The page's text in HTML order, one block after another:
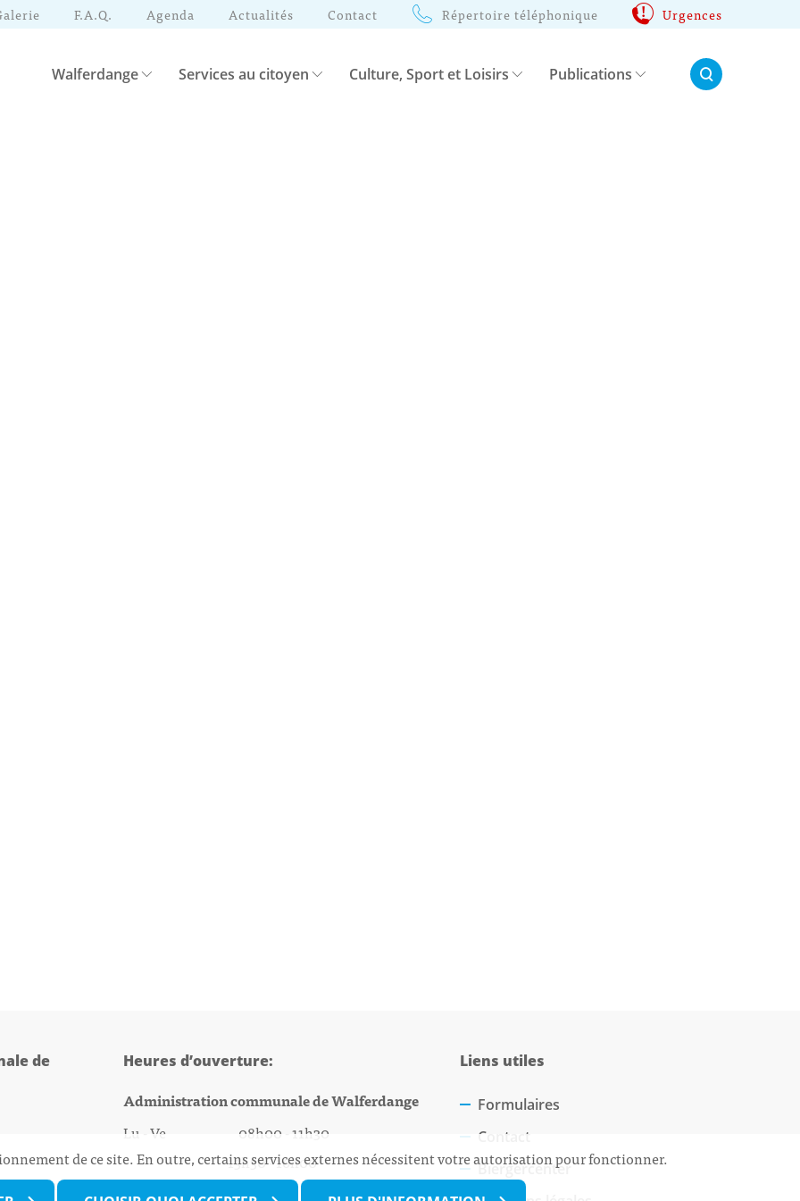
F.A.Q. Agenda Actualités Contact Répertoire téléphonique Urgences
Walferdange Services au citoyen Culture, Sport et Loisirs Publications Rechercher:
de
Heures d’ouverture:
Administration communale de Walferdange
Lu - Ve 08h00 - 11h30
13h30 - 16h00
Biergercenter
Liens utiles
Formulaires
Contact
Biergercenter
de ce site. En outre, certains services externes nécessitent votre autorisation pour fonctionner.